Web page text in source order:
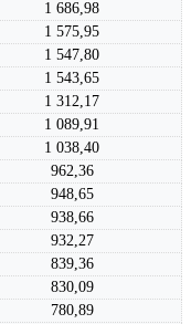
1 686,98
1 575,95
1 547,80
1 543,65
1 312,17
1 089,91
1 038,40
962,36
948,65
938,66
932,27
839,36
830,09
780,89